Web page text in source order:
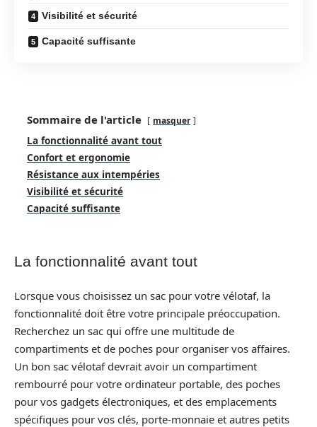
Visibilité et sécurité
Capacité suffisante
Sommaire de l'article masquer
La fonctionnalité avant tout
Confort et ergonomie
Résistance aux intempéries
Visibilité et sécurité
Capacité suffisante
La fonctionnalité avant tout
Lorsque vous choisissez un sac pour votre vélotaf, la
fonctionnalité doit être votre principale préoccupation.
Recherchez un sac qui offre une multitude de
compartiments et de poches pour organiser vos affaires.
Un bon sac vélotaf devrait avoir un compartiment
rembourré pour votre ordinateur portable, des poches
pour vos gadgets électroniques, et des emplacements
spécifiques pour vos clés, porte-monnaie et autres petits